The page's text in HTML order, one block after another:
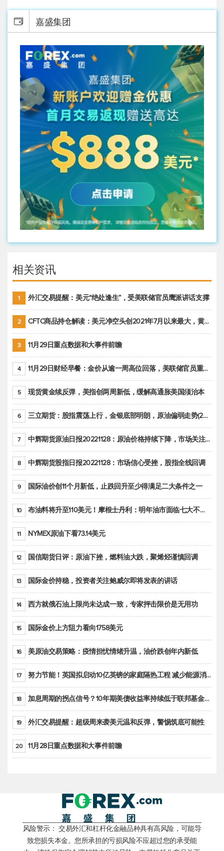
嘉盛集团
相关资讯
1 外汇交易提醒：美元“绝处逢生”，受美联储官员鹰派讲话支撑
2 CFTC商品持仓解读：美元净空头创2021年7月以来最大，黄金期货投机性净多头头寸减少
3 11月29日重点数据和大事件前瞻
4 11月29日财经早餐：金价从逾一周高位回落，美联储官员重申鹰派立场推动美元回升
5 现货黄金续反弹，美指创两周新低，缓解高通胀美国须治本
6 三立期货：股指震荡上行，金银底部明朗，原油偏弱走势(20221128收评)
7 中辉期货原油日报20221128：原油价格持续下降，市场关注OPEC+新一轮产能政策
8 中辉期货股指日报20221128：市场信心受挫，股指全线回调
9 国际油价创11个月新低，止跌回升至少得满足二大条件之一
10 布油料将升至110美元！摩根士丹利：明年油市面临七大不确定性
11 NYMEX原油下看73.14美元
12 国信期货日评：原油下挫，燃料油大跌，聚烯烃谨慎回调
13 国际金价持稳，投资者关注鲍威尔即将发表的讲话
14 西方就俄石油上限尚未达成一致，专家抨击限价是无用功
15 国际金价上方阻力看向1758美元
16 美原油交易策略：疫情担忧情绪升温，油价跌创年内新低
17 努力节能！英国拟启动10亿英镑的家庭隔热工程 减少能源消耗
18 加息周期的拐点信号？10年期美债收益率持续低于联邦基金利率目标区间
19 外汇交易提醒：超级周来袭美元温和反弹，警惕筑底可能性
20 11月28日重点数据和大事件前瞻
风险警示： 交易外汇和杠杆化金融品种具有高风险，可能导
致您损失本金。您所承担的亏损风险不应超过您的承受能